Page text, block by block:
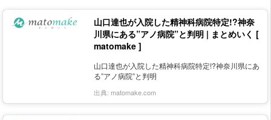
山口達也が入院した精神科病院特定!?神奈
川県にある”アノ病院”と判明 | まとめいく [
matomake ]
山口達也が入院した精神科病院特定!?神奈川県にあ
る”アノ病院”と判明
出典: matomake.com